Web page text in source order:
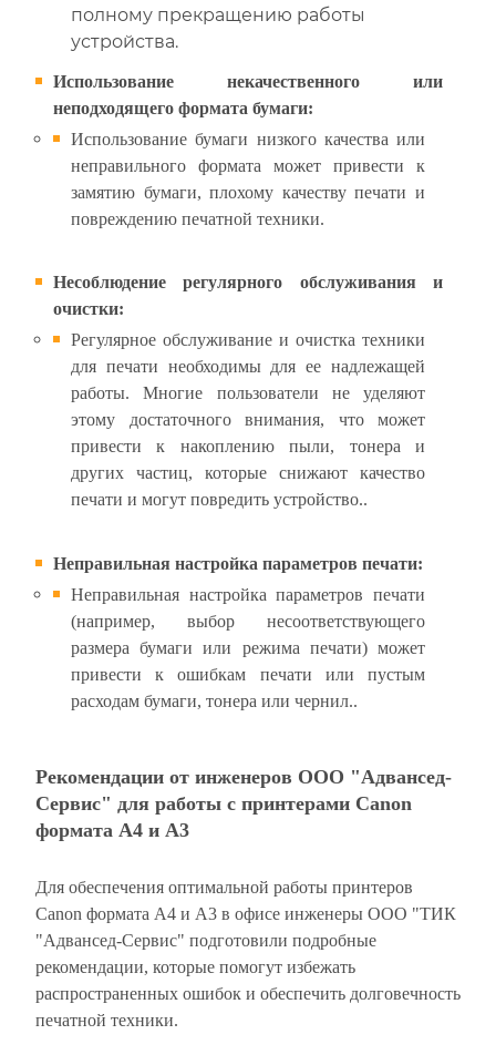
полному прекращению работы
устройства.
Использование некачественного или
неподходящего формата бумаги:
Использование бумаги низкого качества или
неправильного формата может привести к
замятию бумаги, плохому качеству печати и
повреждению печатной техники.
Несоблюдение регулярного обслуживания и
очистки:
Регулярное обслуживание и очистка техники
для печати необходимы для ее надлежащей
работы. Многие пользователи не уделяют
этому достаточного внимания, что может
привести к накоплению пыли, тонера и
других частиц, которые снижают качество
печати и могут повредить устройство..
Неправильная настройка параметров печати:
Неправильная настройка параметров печати
(например, выбор несоответствующего
размера бумаги или режима печати) может
привести к ошибкам печати или пустым
расходам бумаги, тонера или чернил..
Рекомендации от инженеров ООО "Адвансед-
Сервис" для работы с принтерами Canon
формата А4 и А3
Для обеспечения оптимальной работы принтеров
Canon формата А4 и А3 в офисе инженеры ООО "ТИК
"Адвансед-Сервис" подготовили подробные
рекомендации, которые помогут избежать
распространенных ошибок и обеспечить долговечность
печатной техники.